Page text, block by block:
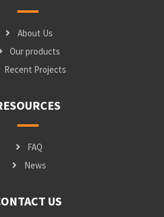
About Us
Our products
Recent Projects
FAQ
News
US